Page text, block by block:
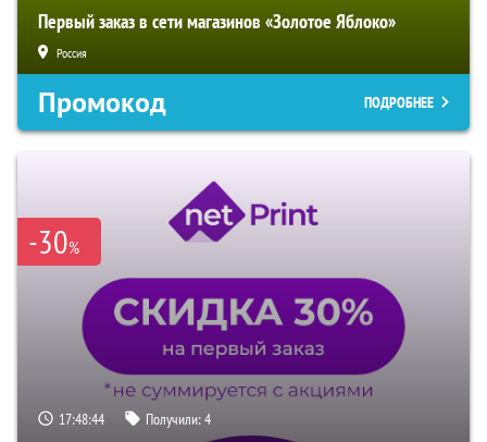
Первый заказ в сети магазинов «Золотое Яблоко»
Россия
Промокод ПОДРОБНЕЕ
-30%
17:48:43 Получили:4